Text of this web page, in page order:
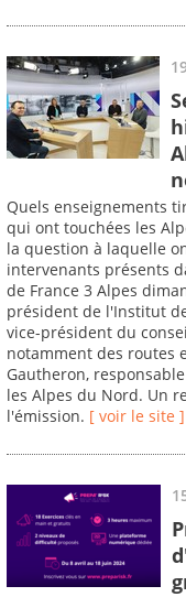
Quels enseignements
qui ont touchées les
la question à laquelle
intervenants présents
de France 3 Alpes
président de l'Institut
vice-président du
notamment des routes
Gautheron,
les Alpes du Nord. Un
l'émission. [ voir le site ]